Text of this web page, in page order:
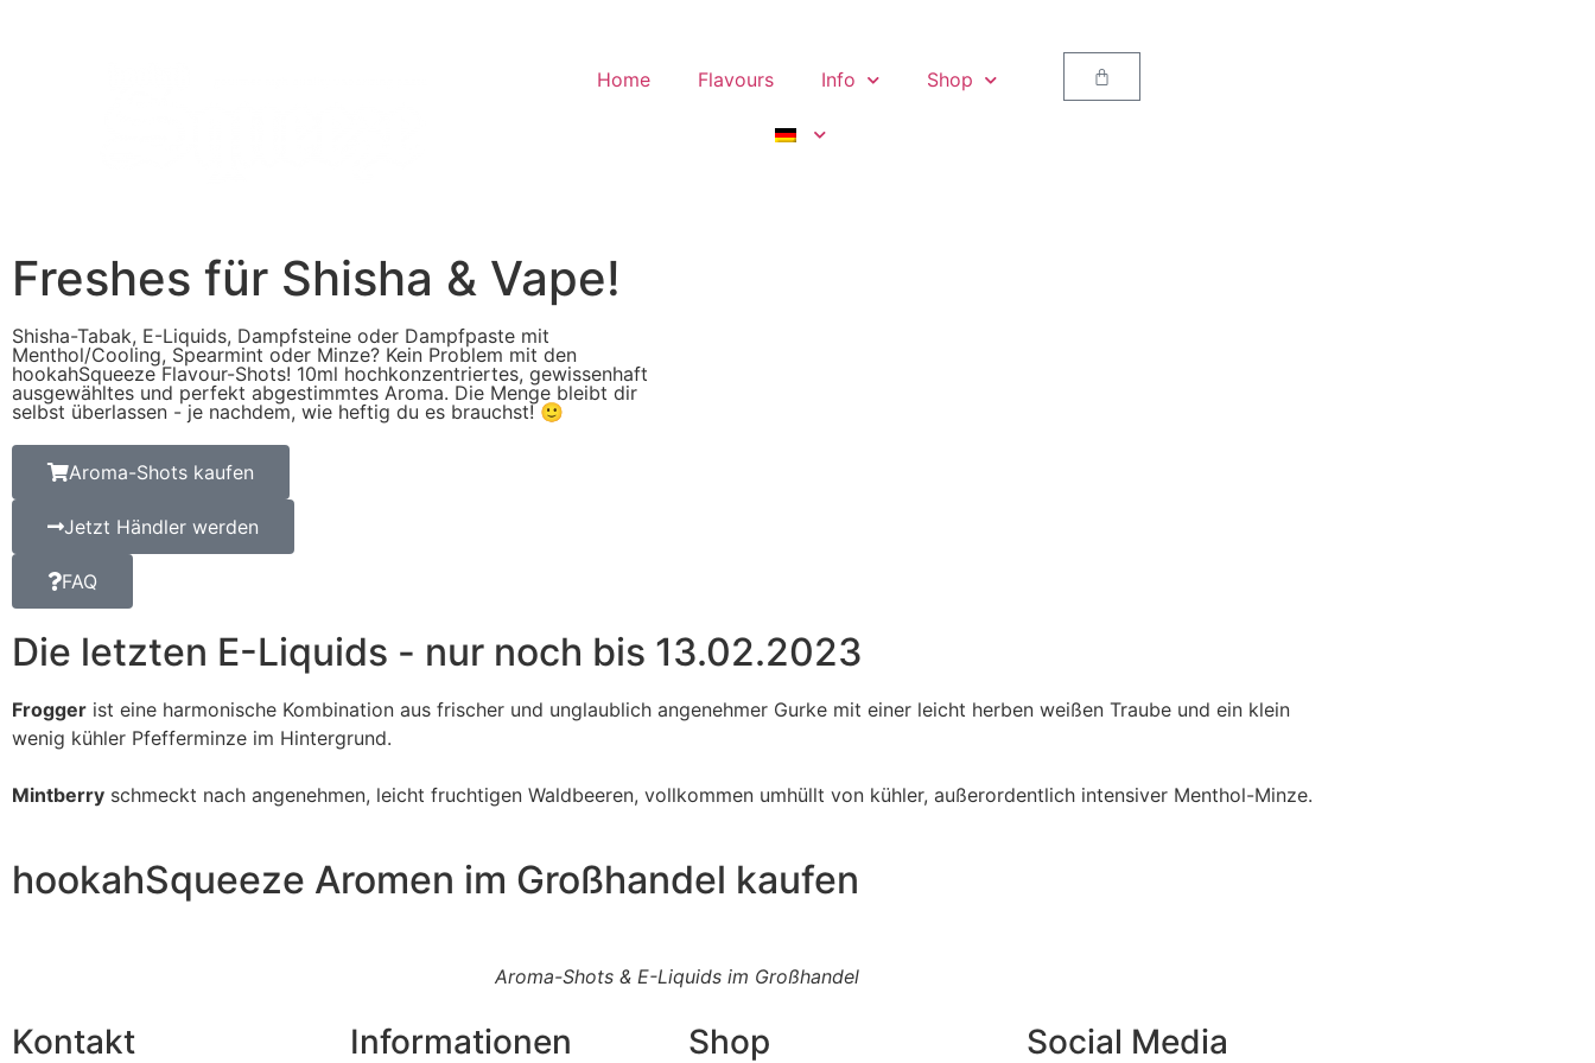
Home Flavours Info Shop
Freshes für Shisha & Vape!
Shisha-Tabak, E-Liquids, Dampfsteine oder Dampfpaste mit
Menthol/Cooling, Spearmint oder Minze? Kein Problem mit den
hookahSqueeze Flavour-Shots! 10ml hochkonzentriertes, gewissenhaft
ausgewähltes und perfekt abgestimmtes Aroma. Die Menge bleibt dir
selbst überlassen - je nachdem, wie heftig du es brauchst! 🙂
Aroma-Shots kaufen
Jetzt Händler werden
FAQ
Die letzten E-Liquids - nur noch bis 13.02.2023
Frogger ist eine harmonische Kombination aus frischer und unglaublich angenehmer Gurke mit einer leicht herben weißen Traube und ein klein
wenig kühler Pfefferminze im Hintergrund.
Mintberry schmeckt nach angenehmen, leicht fruchtigen Waldbeeren, vollkommen umhüllt von kühler, außerordentlich intensiver Menthol-Minze.
hookahSqueeze Aromen im Großhandel kaufen
Aroma-Shots & E-Liquids im Großhandel
Kontakt Informationen Shop Social Media